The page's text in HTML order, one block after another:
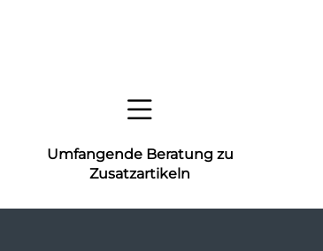
Umfangende Beratung zu
Zusatzartikeln